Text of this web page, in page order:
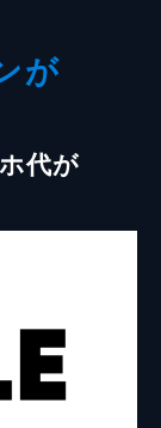
が
代が